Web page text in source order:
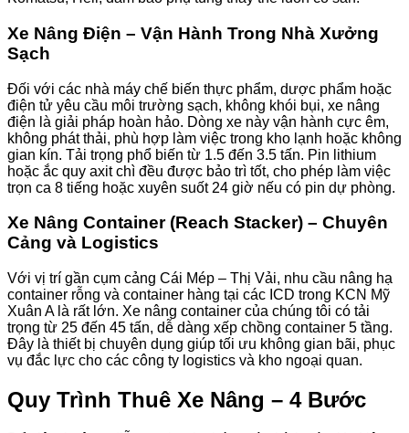
Xe Nâng Điện – Vận Hành Trong Nhà Xưởng
Sạch
Đối với các nhà máy chế biến thực phẩm, dược phẩm hoặc
điện tử yêu cầu môi trường sạch, không khói bụi, xe nâng
điện là giải pháp hoàn hảo. Dòng xe này vận hành cực êm,
không phát thải, phù hợp làm việc trong kho lạnh hoặc không
gian kín. Tải trọng phổ biến từ 1.5 đến 3.5 tấn. Pin lithium
hoặc ắc quy axit chì đều được bảo trì tốt, cho phép làm việc
trọn ca 8 tiếng hoặc xuyên suốt 24 giờ nếu có pin dự phòng.
Xe Nâng Container (Reach Stacker) – Chuyên
Cảng và Logistics
Với vị trí gần cụm cảng Cái Mép – Thị Vải, nhu cầu nâng hạ
container rỗng và container hàng tại các ICD trong KCN Mỹ
Xuân A là rất lớn. Xe nâng container của chúng tôi có tải
trọng từ 25 đến 45 tấn, dễ dàng xếp chồng container 5 tầng.
Đây là thiết bị chuyên dụng giúp tối ưu không gian bãi, phục
vụ đắc lực cho các công ty logistics và kho ngoại quan.
Quy Trình Thuê Xe Nâng – 4 Bước